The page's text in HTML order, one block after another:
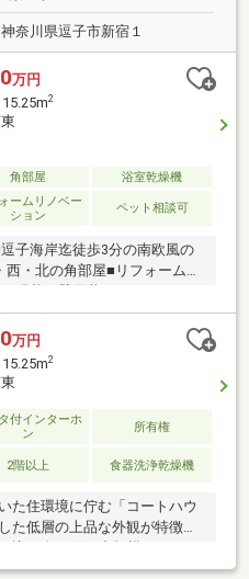
神奈川県逗子市新宿１
万円
2
角部屋 浴室乾燥機
ームリノベー
ション
ペット相談可
子海岸迄徒歩3分の南欧風の
・北の角部屋■リフォーム履
バス（乾燥機付き）、洗面化
キッチン、建具他※管理費・
ついて管理費（150円→180円
金（120円→190円／m2予定）
金額は未確定）2026年定期総
能なペット、頭数制限等 小
小型犬、猛禽類・爬虫類・猛
戸につき２匹以内・盲導犬、
万円
2
付インターホ
ン
所有権
2階以上 食器洗浄乾燥機
た住環境に佇む「コートハウ
た低層の上品な外観が特徴
が購入後にスケルトンから丁